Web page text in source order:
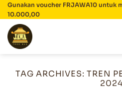
Skip
to
content
Gunakan voucher FRJAWA10 untuk
10.000,00
TAG ARCHIVES:TREN
2024